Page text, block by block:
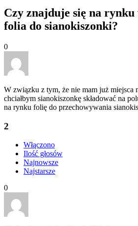
Czy znajduje się na rynku
folia do sianokiszonki?
0
W związku z tym, że nie mam już miejsca
chciałbym sianokiszonkę składować na
na rynku folię do przechowywania
2
Włączono
Ilość głosów
Najnowsze
Najstarsze
0